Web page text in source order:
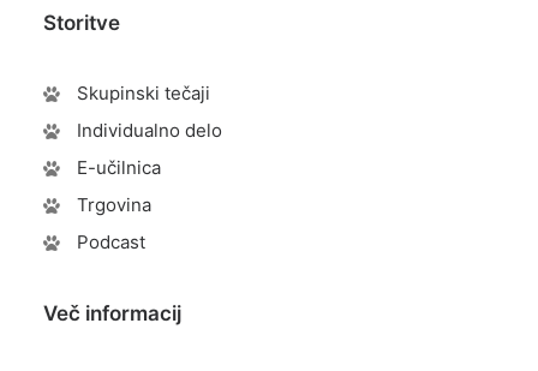
Storitve
Skupinski tečaji
Individualno delo
E-učilnica
Trgovina
Podcast
Več informacij